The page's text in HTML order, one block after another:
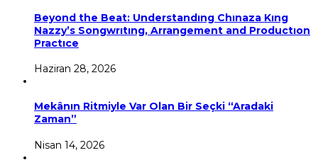
Beyond the Beat: Understandıng Chınaza Kıng
Nazzy’s Songwrıtıng, Arrangement and Productıon
Practıce
Haziran 28, 2026
Mekânın Ritmiyle Var Olan Bir Seçki “Aradaki
Zaman”
Nisan 14, 2026